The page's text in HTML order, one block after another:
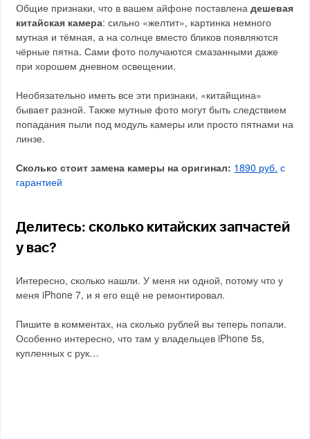
Общие признаки, что в вашем айфоне поставленадешевая
китайская камера: сильно «желтит», картинка немного
мутная и тёмная, а на солнце вместо бликов появляются
чёрные пятна. Сами фото получаются смазанными даже
при хорошем дневном освещении.
Необязательно иметь все эти признаки, «китайщина»
бывает разной. Также мутные фото могут быть следствием
попадания пыли под модуль камеры или просто пятнами на
линзе.
Сколько стоит замена камеры на оригинал: 1890 руб. с
гарантией
Делитесь: сколько китайских запчастей
у вас?
Интересно, сколько нашли. У меня ни одной, потому что у
меня iPhone 7, и я его ещё не ремонтировал.
Пишите в комментах, на сколько рублей вы теперь попали.
Особенно интересно, что там у владельцев iPhone 5s,
купленных с рук…